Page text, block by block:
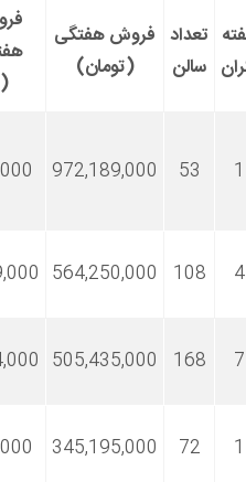
فروش هفتگی
(تومان)
فروش کل تا
هفته گذشته
(تومان)
972,189,000
972,189,000
564,250,000
2,610,309,000
505,435,000
8,330,874,000
345,195,000
345,194,000